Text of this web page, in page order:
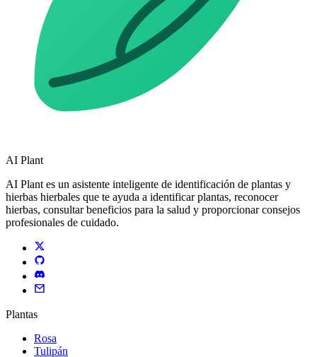
AI Plant
AI Plant es un asistente inteligente de identificación de plantas y
hierbas hierbales que te ayuda a identificar plantas, reconocer
hierbas, consultar beneficios para la salud y proporcionar consejos
profesionales de cuidado.
Plantas
Rosa
Tulipán